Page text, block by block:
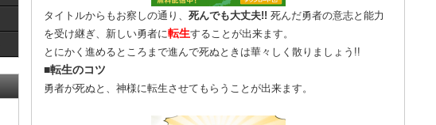
タイトルからもお察しの通り、 死んでも大丈夫!! 死んだ勇者の意志と能力
を受け継ぎ、新しい勇者に転生することが出来ます。
とにかく進めるところまで進んで死ぬときは華々しく散りましょう!!
■転生のコツ
勇者が死ぬと、神様に転生させてもらうことが出来ます。